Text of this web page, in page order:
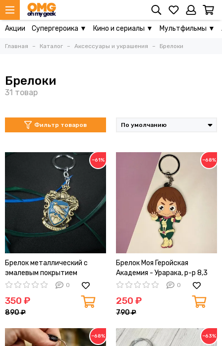
Акции Супергероика ▼ Кино и сериалы ▼ Мультфильмы ▼
Главная Каталог Аксессуары и украшения Брелоки
Брелоки
Фильтр товаров
−61%
Брелок металлический с
эмалевым покрытием
факультета Когтевран,
0
350 ₽
890 ₽
−68%
Брелок Моя Геройская
Академия - Урарака, р-р 8,3
см
0
250 ₽
790 ₽
−68% −63%